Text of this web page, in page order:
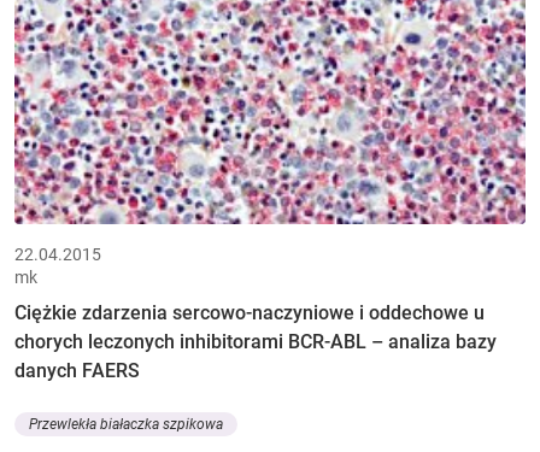
22.04.2015
mk
Ciężkie zdarzenia sercowo-naczyniowe i oddechowe u
chorych leczonych inhibitorami BCR-ABL – analiza bazy
danych FAERS
Przewlekła białaczka szpikowa